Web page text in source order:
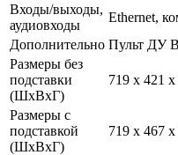
Входы/выходы,
аудиовходы
Ethernet,
Дополнительно Пульт ДУ
Размеры без
подставки
(ШxВxГ)
719 x 421 x
Размеры с
подставкой
(ШxВxГ)
719 x 467 x